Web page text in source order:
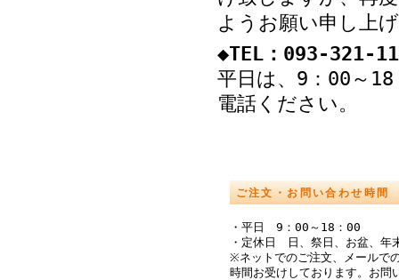
ようお願い申し上
◆TEL：093-321-
平日は、9：00～
電話ください。
ご注文・お問い合わせ時間
・平日 9：00～18：00
・定休日 日、祭日、お盆、年
※ネットでのご注文、メールで
時間お受けしております。お問